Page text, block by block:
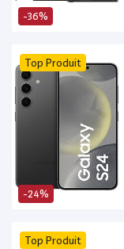
-36%
-24%
Top Produit
Top Produit